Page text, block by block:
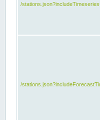
/
/